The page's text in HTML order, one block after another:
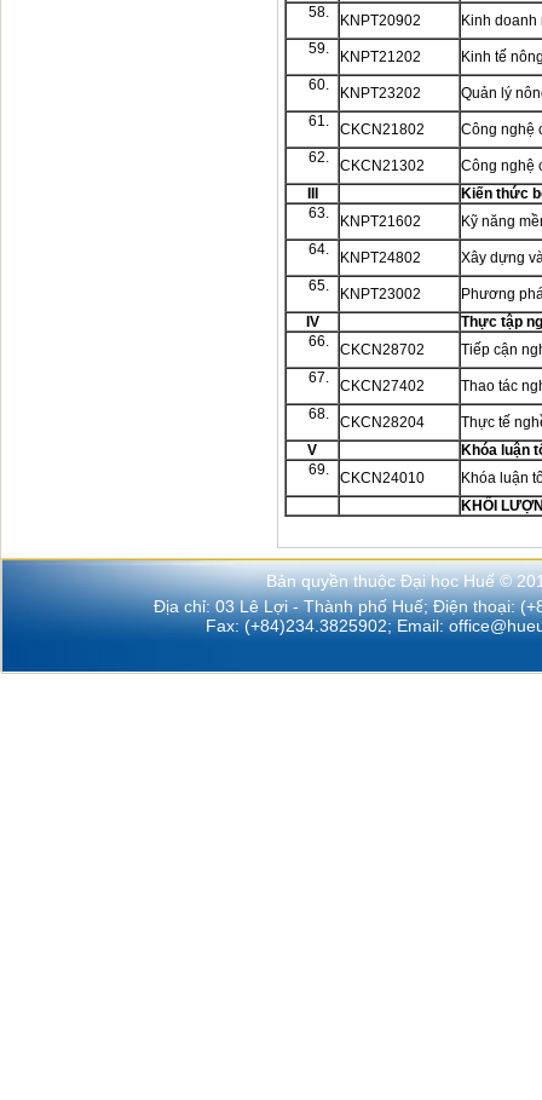
58.
KNPT20902
Kinh
59.
KNPT21202
Kinh tế
60.
KNPT23202
Quản lý
61.
CKCN21802
Công nghệ
62.
CKCN21302
Công nghệ
Kiến thức
63.
KNPT21602
Kỹ năng
64.
KNPT24802
Xây dựng
65.
KNPT23002
Phương
IV
Thực tập
66.
CKCN28702
Tiếp cận
67.
CKCN27402
Thao tác
68.
CKCN28204
Thực tế
V
Khóa luận
69.
CKCN24010
Khóa luận
KHỐI
Bản quyền thuộc Đại học Huế ©
Địa chỉ: 03 Lê Lợi - Thành phố Huế; Điện thoại:
Fax: (+84)234.3825902; Email: